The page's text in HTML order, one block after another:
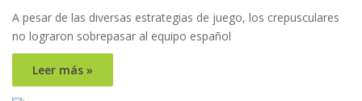
A pesar de las diversas estrategias de juego, los crepusculares
no lograron sobrepasar al equipo español
Leer más »